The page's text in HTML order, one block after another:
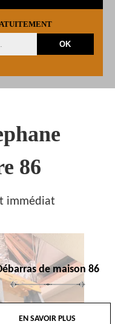
86
immédiat
de maison 86
EN SAVOIR PLUS